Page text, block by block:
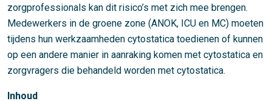
zorgprofessionals kan dit risico’s met zich mee brengen.
Medewerkers in de groene zone (ANOK, ICU en MC) moeten
tijdens hun werkzaamheden cytostatica toedienen of kunnen
op een andere manier in aanraking komen met cytostatica en
zorgvragers die behandeld worden met cytostatica.
Inhoud